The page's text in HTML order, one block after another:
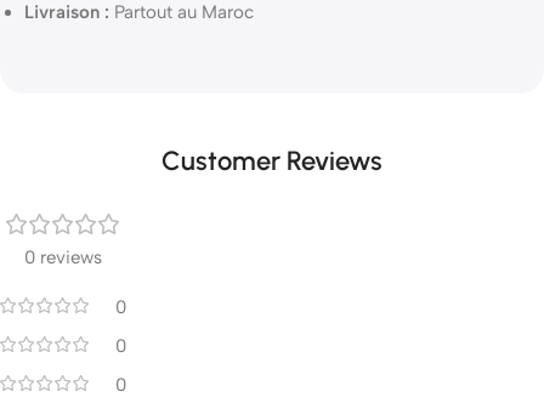
Livraison : Partout au Maroc
Customer Reviews
0 reviews
0
0
0